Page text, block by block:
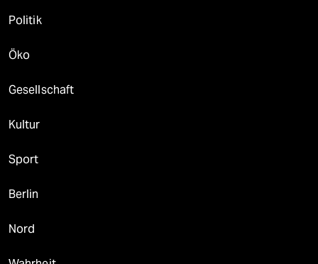
Politik
Öko
Gesellschaft
Kultur
Sport
Berlin
Nord